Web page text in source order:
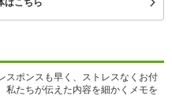
スポンスも早く、ストレスなくお付
私たちが伝えた内容を細かくメモを